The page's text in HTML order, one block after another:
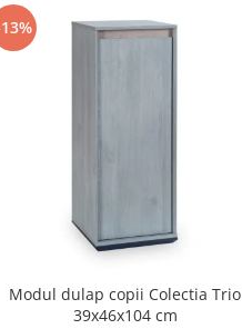
Modul dulap copii Colectia Trio
39x46x104 cm